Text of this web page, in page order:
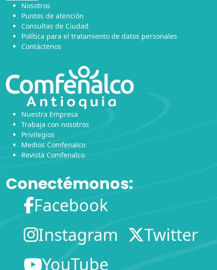
Nosotros
Puntos de atención
Consultas de Ciudad
Política para el tratamiento de datos personales
Contáctenos
Nuestra Empresa
Trabaja con nosotros
Privilegios
Medios Comfenalco
Revista Comfenalco
Conectémonos:
Facebook
Instagram
Twitter
YouTube